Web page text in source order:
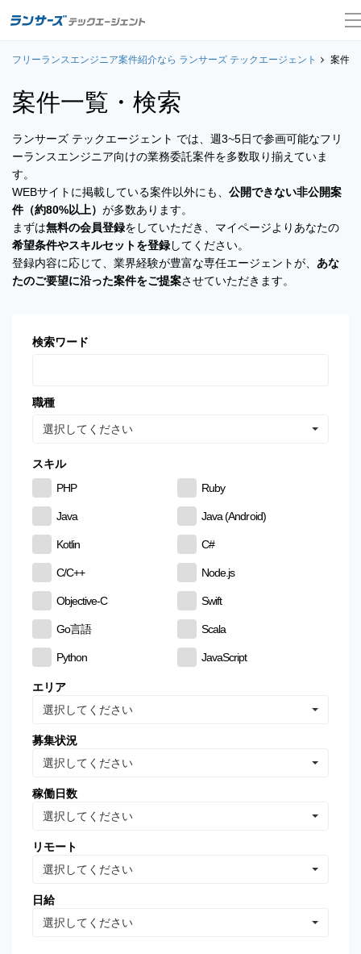
案件一覧
お役立ちコンテンツ
よくある質問
ログイン
会員登録
フリーランスエンジニア案件紹介なら ランサーズ テックエージェント 案件
案件一覧・検索
ランサーズ テックエージェント では、週3~5日で参画可能なフリ
ーランスエンジニア向けの業務委託案件を多数取り揃えていま
す。
WEBサイトに掲載している案件以外にも、 公開できない非公開案
件（約80%以上） が多数あります。
まずは無料の会員登録をしていただき、マイページよりあなたの
希望条件やスキルセットを登録してください。
登録内容に応じて、業界経験が豊富な専任エージェントが、 あな
たのご要望に沿った案件をご提案させていただきます。
検索ワード
職種
選択してください
スキル
PHP
Ruby
Java Java (Android)
Kotlin C#
C/C++ Node.js
Objective-C Swift
Go言語 Scala
Python JavaScript
CSS
MySQL
Oracle Database
Linux
VB.NET
WordPress
エリア
選択してください
募集状況
選択してください
稼働日数
選択してください
リモート
選択してください
日給
選択してください